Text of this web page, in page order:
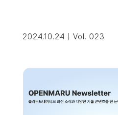
2024.10.24 | Vol. 023